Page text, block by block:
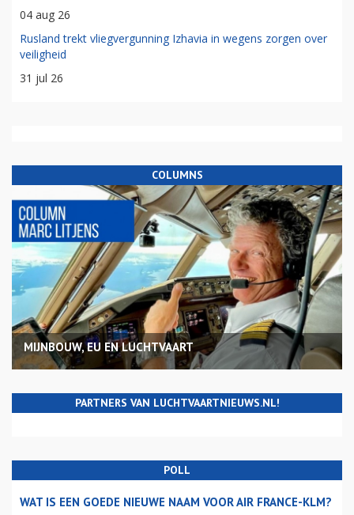
04 aug 26
Rusland trekt vliegvergunning Izhavia in wegens zorgen over
veiligheid
31 jul 26
COLUMNS
MIJNBOUW, EU EN LUCHTVAART
PARTNERS VAN LUCHTVAARTNIEUWS.NL!
POLL
WAT IS EEN GOEDE NIEUWE NAAM VOOR AIR FRANCE-KLM?